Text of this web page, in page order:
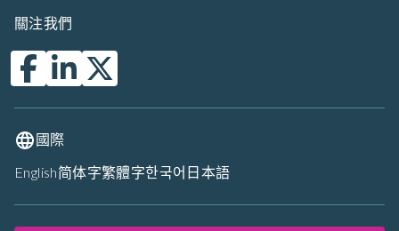
關注我們
國際
English简体字繁體字한국어 日本語